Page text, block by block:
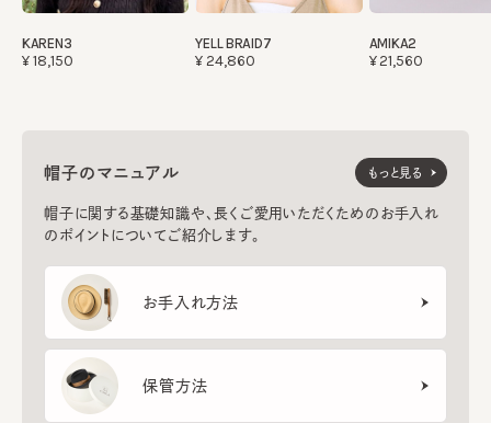
KAREN3
¥18,150
YELL BRAID7
¥24,860
AMIKA2
¥21,560
帽子のマニュアル
帽子に関する基礎知識や、長くご愛用いただくためのお手入れ
のポイントについてご紹介します。
お手入れ方法
保管方法
もっと見る